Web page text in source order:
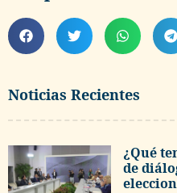
Noticias Recientes
¿Qué
de